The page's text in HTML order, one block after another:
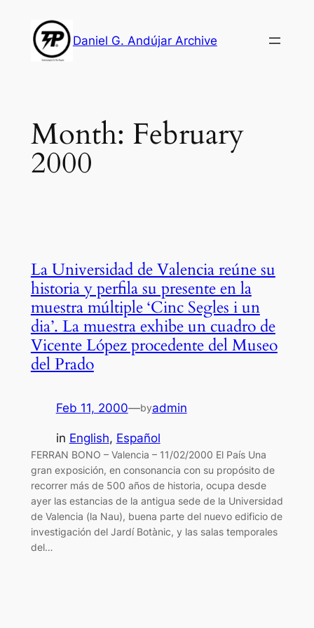
content
Daniel G. Andújar Archive
Month: February
2000
La Universidad de Valencia reúne su
historia y perfila su presente en la
muestra múltiple ‘Cinc Segles i un
dia’. La muestra exhibe un cuadro de
Vicente López procedente del Museo
del Prado
Feb 11, 2000—byadmin
in English, Español
FERRAN BONO – Valencia – 11/02/2000 El País Una
gran exposición, en consonancia con su propósito de
recorrer más de 500 años de historia, ocupa desde
ayer las estancias de la antigua sede de la Universidad
de Valencia (la Nau), buena parte del nuevo edificio de
investigación del Jardí Botànic, y las salas temporales
del…